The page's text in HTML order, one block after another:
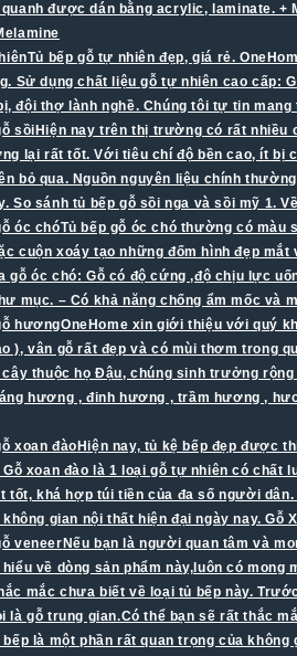
quanh được dán bằng acrylic, laminate.
Tủ bếp gỗ tự nhiên đẹp, giá rẻ.
Sử dụng chất liệu gỗ tự nhiên cao cấp:
đội thợ lành nghề. Chúng tôi tự tin
sồi Hiện nay trên thị trường có rất nhiều
lại rất tốt. Với tiêu chí độ bền cao, ít bị
bỏ qua. Nguồn nguyên liệu chính
So sánh tủ bếp gỗ sồi nga và sồi mỹ 1.
óc chóTủ bếp gỗ óc chó thường có màu
cuộn xoáy tạo những đốm hình đẹp
gỗ óc chó: Gỗ có độ cứng ,độ chịu lực
mục. – Có khả năng chống ẩm mốc
hươngOneHome xin giới thiệu với quý
), vân gỗ rất đẹp và có mùi thơm trong
thuộc họ Đậu, chúng sinh trưởng
hương , đinh hương , trầm hương ,
xoan đào Hiện nay, tủ kệ bếp đẹp được
xoan đào là 1 loại gỗ tự nhiên có chất
tốt, khá hợp túi tiền của đa số người
gian nội thất hiện đại ngày nay.
veneer Nếu bạn là người quan tâm và
về dòng sản phẩm này,luôn có
mắc chưa biết về loại tủ bếp này.
là gỗ trung gian.Có thể bạn sẽ rất thắc
bếp là một phần rất quan trọng của